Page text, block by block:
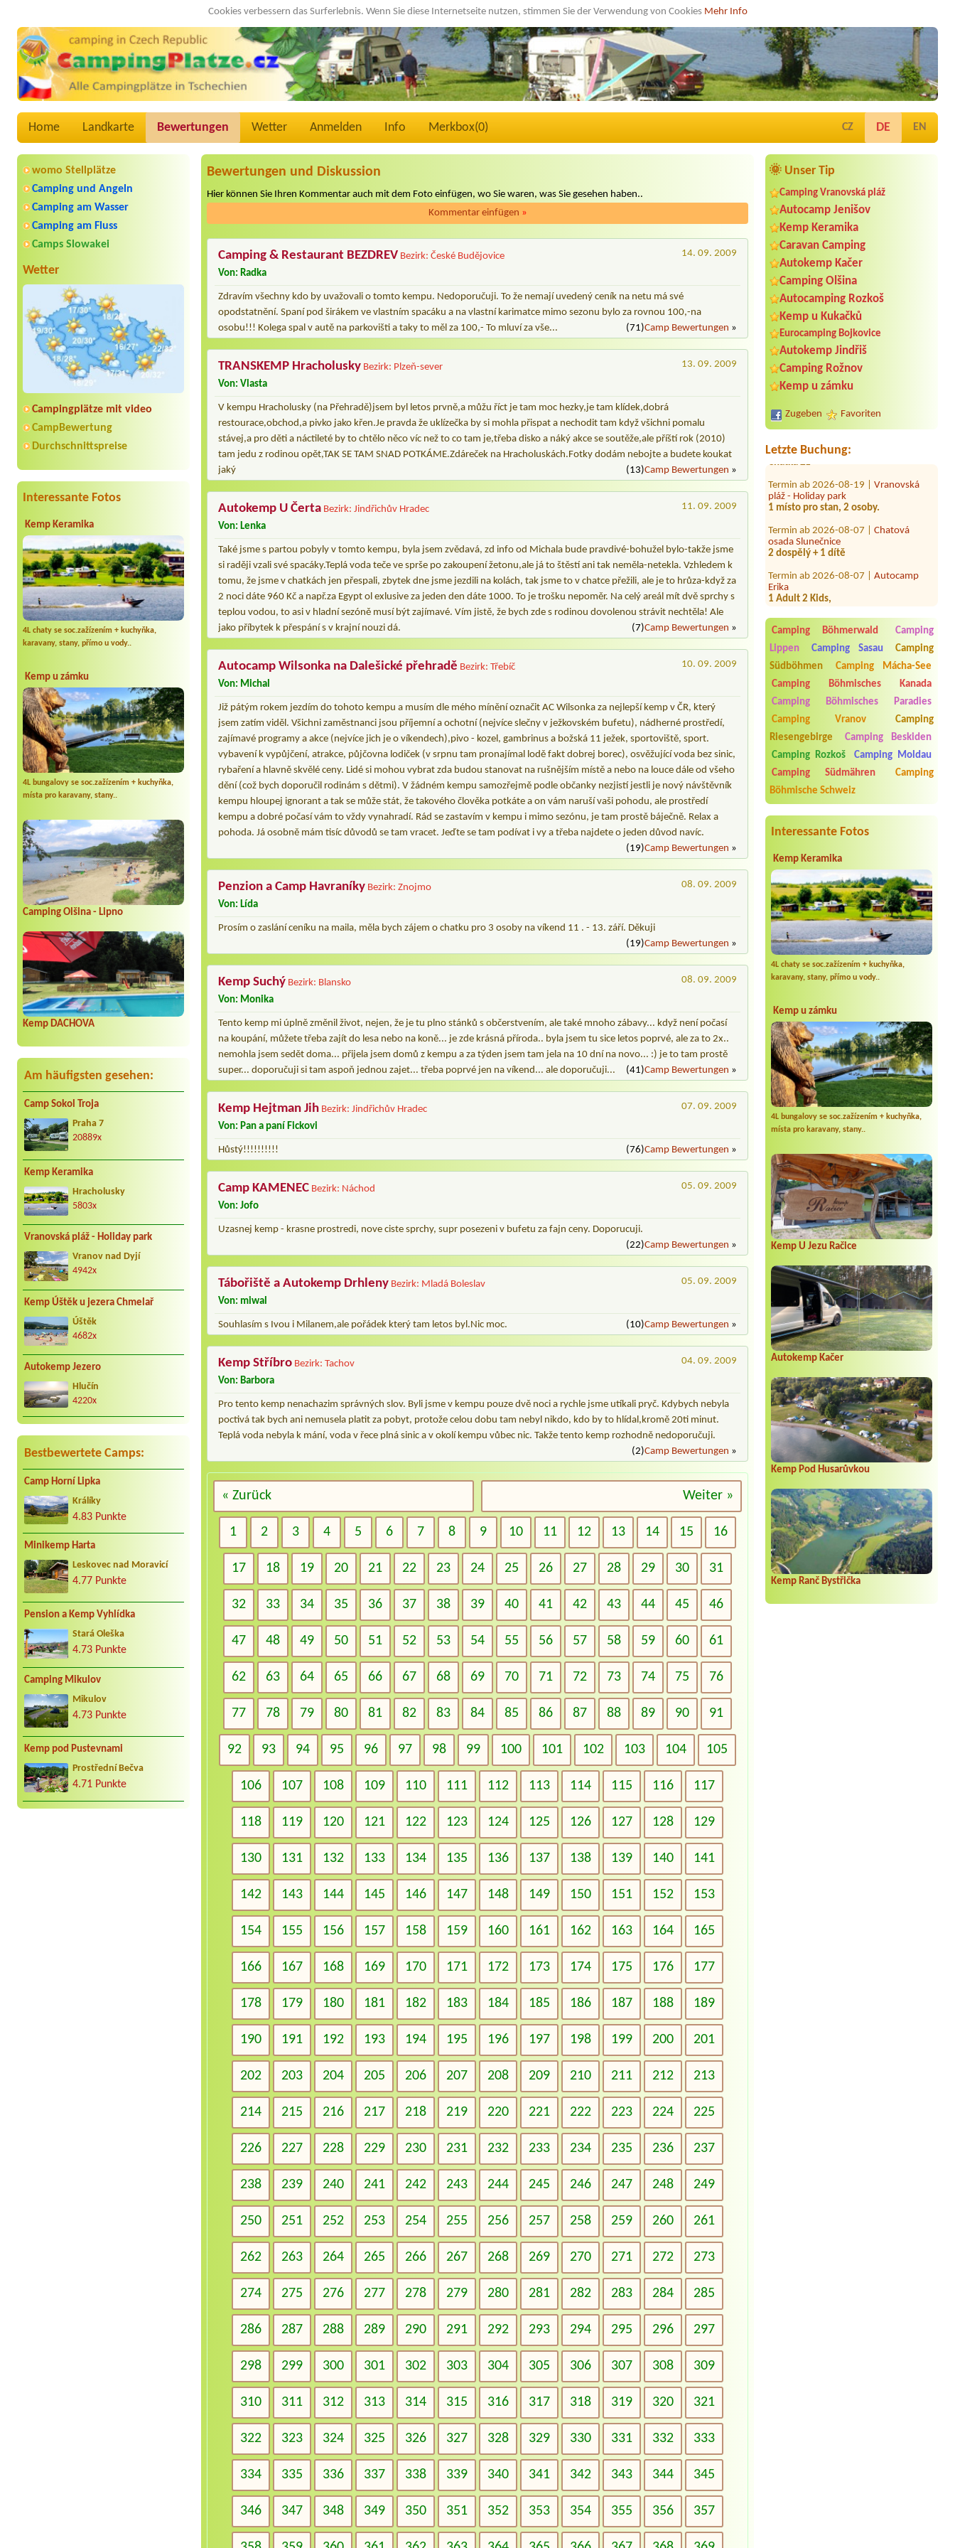
Cookies verbessern das Surferlebnis. Wenn Sie diese Internetseite nutzen, stimmen Sie der Verwendung von Cookies Mehr Info
Home Landkarte Bewertungen Wetter Anmelden Info Merkbox(0) CZ DE EN
womo Stellplätze
Camping und Angeln
Camping am Wasser
Camping am Fluss
Camps Slowakei
Wetter
Campingplätze mit video
CampBewertung
Durchschnittspreise
Interessante Fotos
Kemp Keramika
4L chaty se soc.zažízením + kuchyňka,
karavany, stany, přímo u vody..
Kemp u zámku
4L bungalovy se soc.zažízením + kuchyňka,
místa pro karavany, stany..
Camping Olšina - Lipno
Kemp DACHOVA
Am häufigsten gesehen:
Camp Sokol Troja
Praha 7
20889x
Kemp Keramika
Hracholusky
5803x
Vranovská pláž - Holiday park
Vranov nad Dyjí
4942x
Kemp Úštěk u jezera Chmelař
Úštěk
4682x
Autokemp Jezero
Hlučín
4220x
Bestbewertete Camps:
Camp Horní Lipka
Králíky
4.83 Punkte
Minikemp Harta
Leskovec nad Moravicí
4.77 Punkte
Pension a Kemp Vyhlídka
Stará Oleška
4.73 Punkte
Camping Mikulov
Mikulov
4.73 Punkte
Kemp pod Pustevnami
Prostřední Bečva
4.71 Punkte
🌞 Unser Tip
Camping Vranovská pláž
Autocamp Jenišov
Kemp Keramika
Caravan Camping
Autokemp Kačer
Camping Olšina
Autocamping Rozkoš
Kemp u Kukačků
Eurocamping Bojkovice
Autokemp Jindřiš
Camping Rožnov
Kemp u zámku
Zugeben Favoriten
Letzte Buchung:
Termin ab 2026-08-03 |
VRÁNOV
Termin ab 2026-07-24 |
Frenštát pod Radhoštěm
Chatka 2L
Termin ab 2026-08-19 |
1 místo pro stan, 2 osoby.
Termin ab 2026-08-07 |Chatová
2 dospělý + 1 dítě
Termin ab 2026-08-07 |
1 Adult 2 Kids,
Termin ab 2026-07-29 |
1 camper + 2 adults + 1 child
Termin ab 2026-07-25 |Chatový tábor
na Střele
4l chatka nebo stan
apartmány Mezní Louka
1 stellplatz
Termin ab 2026-08-07 |Kemp Oáza
1místo pro stan 2dospělý + 3 děti +
pes1místo u vody + el.přípojka + 2
dospělý + 3 děti +pes
Termin ab 2026-08-04 |
1 obytné auto + 2 osoby + El. přípojka
Camping Böhmerwald
Camping
Lippen
Camping Sasau
Camping
Südböhmen
Camping Mácha-See
Camping Böhmisches Kanada
Camping Böhmisches Paradies
Camping Vranov
Camping
Riesengebirge
Camping Beskiden
Camping Rozkoš
Camping Moldau
Camping Südmähren
Camping
Böhmische Schweiz
Interessante Fotos
Kemp Keramika
4L chaty se soc.zažízením + kuchyňka,
karavany, stany, přímo u vody..
Kemp u zámku
4L bungalovy se soc.zažízením + kuchyňka,
místa pro karavany, stany..
Kemp U Jezu Račice
Autokemp Kačer
Kemp Pod Husarůvkou
Kemp Ranč Bystřička
Bewertungen und Diskussion
Hier können Sie Ihren Kommentar auch mit dem Foto einfügen, wo Sie waren, was Sie gesehen haben..
Kommentar einfügen »
Camping & Restaurant BEZDREV Bezirk: České Budějovice
14. 09. 2009
Von: Radka
Zdravím všechny kdo by uvažovali o tomto kempu. Nedoporučuji. To že nemají uvedený ceník na netu má své
opodstatnění. Spaní pod širákem ve vlastním spacáku a na vlastní karimatce mimo sezonu bylo za rovnou 100,-na
osobu!!! Kolega spal v autě na parkovišti a taky to měl za 100,- To mluví za vše...
(71)Camp Bewertungen »
TRANSKEMP Hracholusky Bezirk: Plzeň-sever
13. 09. 2009
Von: Vlasta
V kempu Hracholusky (na Přehradě)jsem byl letos prvně,a můžu říct je tam moc hezky,je tam klídek,dobrá
restourace,obchod,a pivko jako křen.Je pravda že uklízečka by si mohla přispat a nechodit tam když všichni pomalu
stávej,a pro děti a náctileté by to chtělo něco víc než to co tam je,třeba disko a náký akce se soutěže,ale příští rok (2010)
tam jedu z rodinou opět,TAK SE TAM SNAD POTKÁME.Zdáreček na Hracholuskách.Fotky dodám nebojte a budete koukat
jaký
(13)Camp Bewertungen »
Autokemp U Čerta Bezirk: Jindřichův Hradec
11. 09. 2009
Von: Lenka
Také jsme s partou pobyly v tomto kempu, byla jsem zvědavá, zd info od Michala bude pravdivé-bohužel bylo-takže jsme
si raději vzali své spacáky.Teplá voda teče ve sprše po zakoupení žetonu,ale já to štěstí ani tak neměla-netekla. Vzhledem k
tomu, že jsme v chatkách jen přespali, zbytek dne jsme jezdili na kolách, tak jsme to v chatce přežili, ale je to hrůza-když za
2 noci dáte 960 Kč a např.za Egypt ol exlusive za jeden den dáte 1000. To je trošku nepoměr. Na celý areál mít dvě sprchy s
teplou vodou, to asi v hladní sezóně musí být zajímavé. Vím jistě, že bych zde s rodinou dovolenou strávit nechtěla! Ale
jako příbytek k přespání s v krajní nouzi dá.
(7)Camp Bewertungen »
Autocamp Wilsonka na Dalešické přehradě Bezirk: Třebíč
10. 09. 2009
Von: Michal
Již pátým rokem jezdím do tohoto kempu a musím dle mého mínění označit AC Wilsonka za nejlepší kemp v ČR, který
jsem zatím viděl. Všichni zaměstnanci jsou příjemní a ochotní (nejvíce slečny v ježkovském bufetu), nádherné prostředí,
zajímavé programy a akce (nejvíce jich je o víkendech),pivo - kozel, gambrinus a božská 11 ježek, sportoviště, sport.
vybavení k vypůjčení, atrakce, půjčovna lodiček (v srpnu tam pronajímal lodě fakt dobrej borec), osvěžující voda bez sinic,
rybaření a hlavně skvělé ceny. Lidé si mohou vybrat zda budou stanovat na rušnějším místě a nebo na louce dále od všeho
dění (což bych doporučil rodinám s dětmi). V žádném kempu samozřejmě podle občanky nezjistí jestli je nový návštěvník
kempu hloupej ignorant a tak se může stát, že takového člověka potkáte a on vám naruší vaši pohodu, ale prostředí
kempu a dobré počasí vám to vždy vynahradí. Rád se zastavím v kempu i mimo sezónu, je tam prostě báječně. Relax a
pohoda. Já osobně mám tisíc důvodů se tam vracet. Jeďte se tam podívat i vy a třeba najdete o jeden důvod navíc.
(19)Camp Bewertungen »
Penzion a Camp Havraníky Bezirk: Znojmo
08. 09. 2009
Von: Lída
Prosím o zaslání ceníku na maila, měla bych zájem o chatku pro 3 osoby na víkend 11 . - 13. září. Děkuji
(19)Camp Bewertungen »
Kemp Suchý Bezirk: Blansko
08. 09. 2009
Von: Monika
Tento kemp mi úplně změnil život, nejen, že je tu plno stánků s občerstvením, ale také mnoho zábavy... když není počasí
na koupání, můžete třeba zajít do lesa nebo na koně... je zde krásná příroda.. byla jsem tu sice letos poprvé, ale za to 2x..
nemohla jsem sedět doma... přijela jsem domů z kempu a za týden jsem tam jela na 10 dní na novo... :) je to tam prostě
super... doporučuji si tam aspoň jednou zajet... třeba poprvé jen na víkend... ale doporučuji...
(41)Camp Bewertungen »
Kemp Hejtman Jih Bezirk: Jindřichův Hradec
07. 09. 2009
Von: Pan a paní Fickovi
Hůstý!!!!!!!!!! (76)Camp Bewertungen »
Camp KAMENEC Bezirk: Náchod
05. 09. 2009
Von: Jofo
Uzasnej kemp - krasne prostredi, nove ciste sprchy, supr posezeni v bufetu za fajn ceny. Doporucuji.
(22)Camp Bewertungen »
Tábořiště a Autokemp Drhleny Bezirk: Mladá Boleslav
05. 09. 2009
Von: miwal
Souhlasím s Ivou i Milanem,ale pořádek který tam letos byl.Nic moc. (10)Camp Bewertungen »
Kemp Stříbro Bezirk: Tachov
04. 09. 2009
Von: Barbora
Pro tento kemp nenachazim správných slov. Byli jsme v kempu pouze dvě noci a rychle jsme utíkali pryč. Kdybych nebyla
poctivá tak bych ani nemusela platit za pobyt, protože celou dobu tam nebyl nikdo, kdo by to hlídal,kromě 20ti minut.
Teplá voda nebyla k mání, voda v řece plná sinic a v okolí kempu vůbec nic. Takže tento kemp rozhodně nedoporučuji.
(2)Camp Bewertungen »
« Zurück Weiter »
1 2 3 4 5 6 7 8 9 10 11 12 13 14 15 16
17 18 19 20 21 22 23 24 25 26 27 28 29 30 31
32 33 34 35 36 37 38 39 40 41 42 43 44 45 46
47 48 49 50 51 52 53 54 55 56 57 58 59 60 61
62 63 64 65 66 67 68 69 70 71 72 73 74 75 76
77 78 79 80 81 82 83 84 85 86 87 88 89 90 91
92 93 94 95 96 97 98 99 100 101 102 103 104 105
106 107 108 109 110 111 112 113 114 115 116 117
118 119 120 121 122 123 124 125 126 127 128 129
130 131 132 133 134 135 136 137 138 139 140 141
142 143 144 145 146 147 148 149 150 151 152 153
154 155 156 157 158 159 160 161 162 163 164 165
166 167 168 169 170 171 172 173 174 175 176 177
178 179 180 181 182 183 184 185 186 187 188 189
190 191 192 193 194 195 196 197 198 199 200 201
202 203 204 205 206 207 208 209 210 211 212 213
214 215 216 217 218 219 220 221 222 223 224 225
226 227 228 229 230 231 232 233 234 235 236 237
238 239 240 241 242 243 244 245 246 247 248 249
250 251 252 253 254 255 256 257 258 259 260 261
262 263 264 265 266 267 268 269 270 271 272 273
274 275 276 277 278 279 280 281 282 283 284 285
286 287 288 289 290 291 292 293 294 295 296 297
298 299 300 301 302 303 304 305 306 307 308 309
310 311 312 313 314 315 316 317 318 319 320 321
322 323 324 325 326 327 328 329 330 331 332 333
334 335 336 337 338 339 340 341 342 343 344 345
346 347 348 349 350 351 352 353 354 355 356 357